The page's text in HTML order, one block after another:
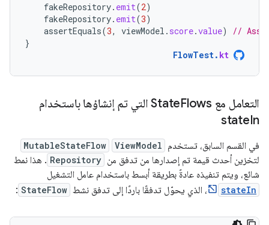
fakeRepository. emit(2)
fakeRepository. emit(3)
assertEquals(3, viewModel . score.value)
//
}
FlowTest. kt
التعامل مع State
Flows التي تم إنشاؤها باستخدام
stateIn
في القسم السابق، تستخدم ViewModel
MutableStateFlow
لتخزين أحدث قيمة تم إصدارها من تدفق من Repository . هذا نمط
شائع، ويتم تنفيذه عادةً بطريقة أبسط باستخدام عامل التشغيل
stateIn ، الذي يحوّل تدفقًا باردًا إلى تدفق نشط StateFlow
: